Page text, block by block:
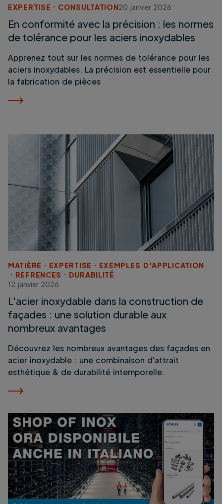
EXPERTISE CONSULTATION20 janvier 2026
En conformité avec la précision : les normes
de tolérance pour les aciers inoxydables
Apprenez tout sur les normes de tolérance pour les
aciers inoxydables. La précision est essentielle pour
la fabrication de pièces
MATIÈRE EXPERTISE
EXEMPLES D'APPLICATION
REFRENCES
DURABILITÉ
12 janvier 2026
L'acier inoxydable dans la construction de
façades : une solution durable aux
nombreux avantages
Découvrez les nombreux avantages des façades en
acier inoxydable : une combinaison d'attrait
esthétique & de durabilité intemporelle.